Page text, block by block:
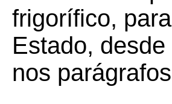
frigorífico,
Estado,
nos